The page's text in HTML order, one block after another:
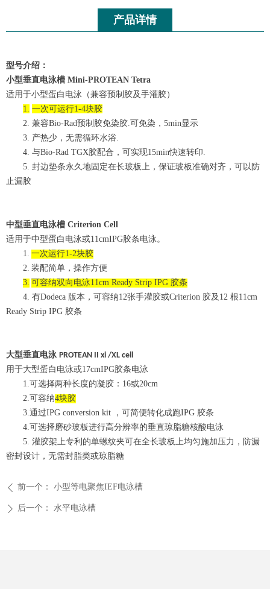
产品详情
型号介绍：
小型垂直电泳槽 Mini-PROTEAN Tetra
适用于小型蛋白电泳（兼容预制胶及手灌胶）
1. 一次可运行1-4块胶
2. 兼容Bio-Rad预制胶免染胶.可免染， 5min显示
3. 产热少 ， 无需循环水浴.
4. 与Bio-Rad TGX胶配合 ， 可实现15min快速转印.
5. 封边垫条永久地固定在长玻板上，保证玻板准确对齐，可以防
止漏胶
中型垂直电泳槽 Criterion Cell
适用于中型蛋白电泳或11cmIPG胶条电泳。
1. 一次运行1-2块胶
2. 装配简单，操作方便
3. 可容纳双向电泳11cm Ready Strip IPG 胶条
4. 有Dodeca 版本，可容纳12张手灌胶或Criterion 胶及 12 根11cm
Ready Strip IPG 胶条
大型垂直电泳 PROTEAN II xi /XL cell
用于大型蛋白电泳或17cmIPG胶条电泳
1.可选择两种长度的凝胶： 16或20cm
2.可容纳4块胶
3.通过IPG conversion kit ， 可简便转化成跑IPG 胶条
4.可选择磨砂玻板进行高分辨率的垂直琼脂糖核酸电泳
5. 灌胶架上专利的单螺纹夹可在全长玻板上均匀施加压力，防漏
密封设计，无需封脂类或琼脂糖
ꄴ 前一个： 小型等电聚焦IEF电泳槽
ꄲ 后一个： 水平电泳槽